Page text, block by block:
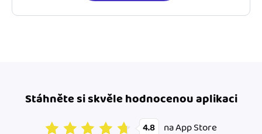
Stáhněte si skvěle hodnocenou aplikaci
4.8 na App Store